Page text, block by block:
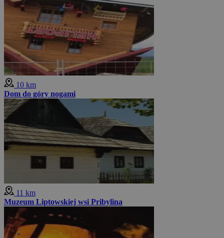
10 km
Dom do góry nogami
11 km
Muzeum Liptowskiej wsi Pribylina